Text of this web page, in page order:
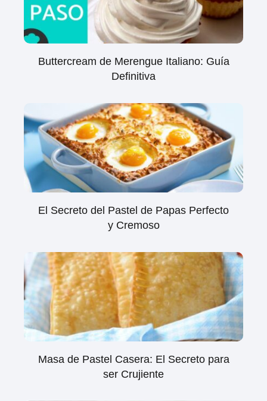
Buttercream de Merengue Italiano: Guía
Definitiva
El Secreto del Pastel de Papas Perfecto
y Cremoso
Masa de Pastel Casera: El Secreto para
ser Crujiente